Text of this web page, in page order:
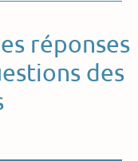
réponses
des